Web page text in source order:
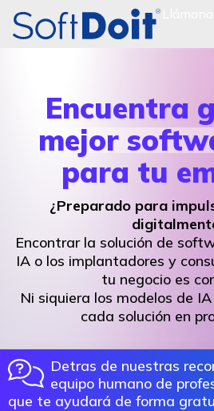
Encuentra
mejor
para tu
¿Preparado para
Encontrar la solución de
IA o los implantadores y
tu negocio es
Ni siquiera los modelos de
cada solución en
Detras de nuestras
equipo humano de
que te ayudará de forma